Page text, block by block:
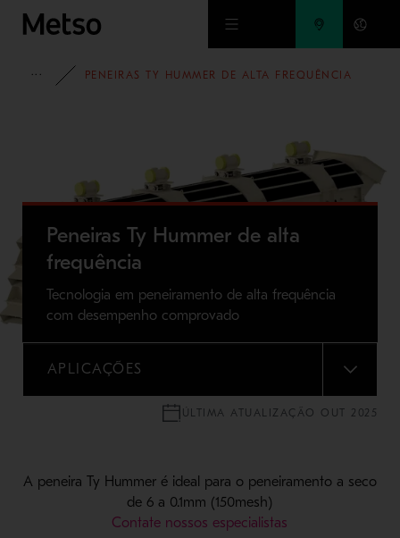
Ir para o conteúdo principal
PORTIFOLIO
PENEIRAS TY HUMMER DE ALTA FREQUÊNCIA
Peneiras Ty Hummer de alta
frequência
Tecnologia em peneiramento de alta frequência
com desempenho comprovado
APLICAÇÕES
MENU
ÚLTIMA ATUALIZAÇÃO OUT 2025
A peneira Ty Hummer é ideal para o peneiramento a seco
de 6 a 0.1mm (150mesh)
Contate nossos especialistas